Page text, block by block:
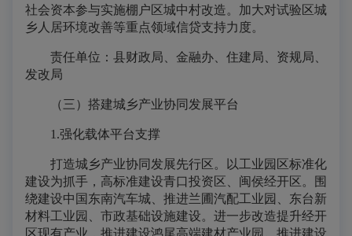
社会资本参与实施棚户区城中村改造。加大对试验区城
乡人居环境改善等重点领域信贷支持力度。
责任单位：县财政局、金融办、住建局、资规局、
发改局
（三）搭建城乡产业协同发展平台
1.强化载体平台支撑
打造城乡产业协同发展先行区。以工业园区标准化
建设为抓手，高标准建设青口投资区、闽侯经开区。围
绕建设中国东南汽车城、推进兰圃汽配工业园、东台新
材料工业园、市政基础设施建设。进一步改造提升经开
区现有产业，推进建设鸿尾高端建材产业园。推进建设